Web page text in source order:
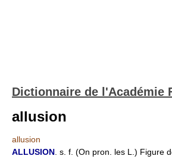
Dictionnaire de l'Académie
allusion
allusion
ALLUSION . s. f. (On pron. les L.) Figure